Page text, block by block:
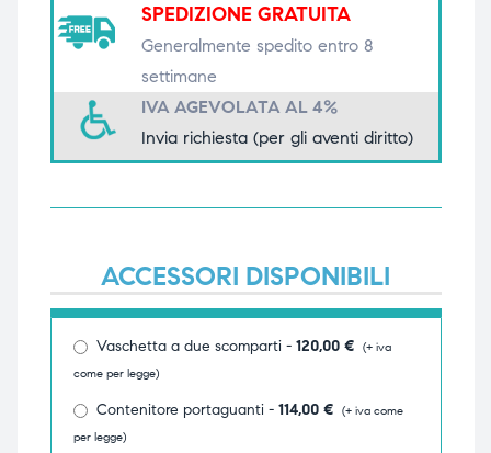
SPEDIZIONE GRATUITA
Generalmente spedito entro 8
settimane
IVA AGEVOLATA AL 4%
Invia richiesta (per gli aventi diritto)
ACCESSORI DISPONIBILI
Vaschetta a due scomparti - 120,00 € (+ iva
come per legge)
Contenitore portaguanti - 114,00 € (+ iva come
per legge)